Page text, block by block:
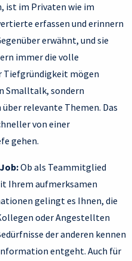
ist im Privaten wie im
erfassen und erinnern
erwähnt, und sie
immer die volle
Tiefgründigkeit mögen
Smalltalk, sondern
relevante Themen. Das
von einer
gehen.
Ob als Teammitglied
Ihrem aufmerksamen
gelingt es Ihnen, die
oder Angestellten
der anderen kennen
entgeht. Auch für